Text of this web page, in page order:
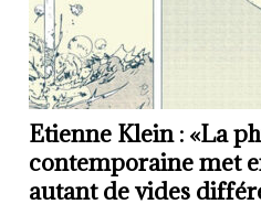
Etienne Klein : «La
contemporaine met
autant de vides